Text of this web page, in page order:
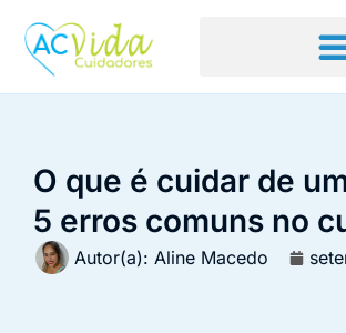
O que é cuidar de
5 erros comuns no
Autor(a): Aline Macedo